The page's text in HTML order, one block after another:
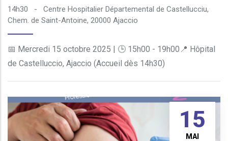
14h30 -
Centre Hospitalier Départemental de Castellucciu,
Chem. de Saint-Antoine, 20000 Ajaccio
📅 Mercredi 15 octobre 2025 | 🕒 15h00 - 19h00📍 Hôpital
de Castelluccio, Ajaccio (Accueil dès 14h30)
15
MAI